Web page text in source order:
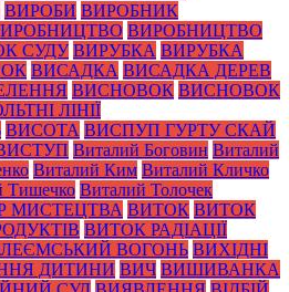
ВИРОБИ ВИРОБНИК
ВИРОБНИЦТВО
СУДУ ВИРУБКА ВИРУБКА
ВИСАДКА ВИСАДКА ДЕРЕВ
ВИСНОВОК ВИСНОВОК
ЛІНІЇ
ВИСОТА ВИСПУП ГУРТУ СКАЙ
Виталий Боговин Виталий
Виталий Ким Виталий Кличко
Тишечко Виталий Толочек
МИСТЕЦТВА ВИТОК ВИТОК
ВИТОК РАДІАЦІЇ
ВОГОНЬ ВИХІДНІ
ДИТИНИ ВИЧ ВИШИВАНКА